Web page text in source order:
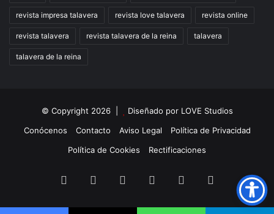
revista impresa talavera revista love talavera revista online
revista talavera revista talavera de la reina talavera
talavera de la reina
© Copyright 2026 | Diseñado por LOVE Studios
Conócenos
Contacto Aviso Legal
Política de Privacidad
Política de Cookies
Rectificaciones
Facebook LinkedInInstagramTikTok